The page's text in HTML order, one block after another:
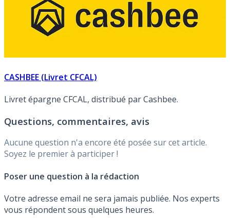
CASHBEE (Livret CFCAL)
Livret épargne CFCAL, distribué par Cashbee.
Questions, commentaires, avis
Aucune question n'a encore été posée sur cet article.
Soyez le premier à participer !
Poser une question à la rédaction
Votre adresse email ne sera jamais publiée. Nos experts
vous répondent sous quelques heures.